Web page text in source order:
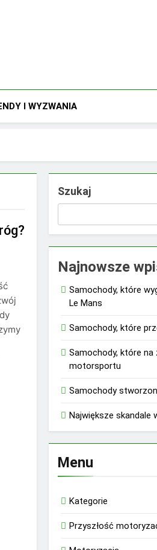
I WYZWANIA
Szukaj
Najnowsze
Samochody, które
Le Mans
Samochody, które
Samochody, które na
motorsportu
Samochody
Największe
Menu
Kategorie
Przyszłość